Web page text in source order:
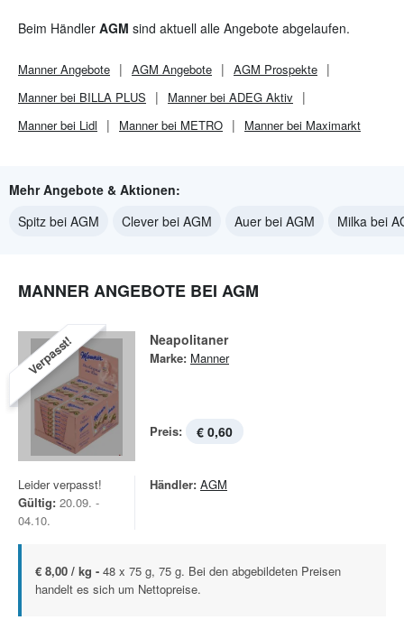
Beim Händler AGM sind aktuell alle Angebote abgelaufen.
MannerAngebote AGM Angebote AGM Prospekte
Manner bei BILLA PLUS
Manner bei ADEG Aktiv
Manner bei Lidl
Manner bei METRO Manner bei Maximarkt
Mehr Angebote & Aktionen:
Spitz bei AGM
Clever bei AGM Auer bei AGM Milka bei
MANNER ANGEBOTE BEI AGM
Verpasst! Neapolitaner
Marke: Manner
Preis: € 0,60
Leider verpasst!
Gültig: 20.09. -
04.10.
Händler: AGM
€ 8,00 / kg - 48 x 75 g, 75 g. Bei den abgebildeten Preisen
handelt es sich um Nettopreise.